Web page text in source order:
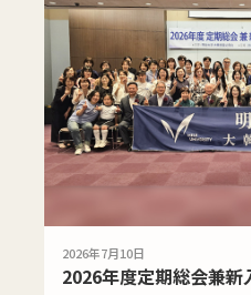
2026年7月10日
2026年度定期総会兼新